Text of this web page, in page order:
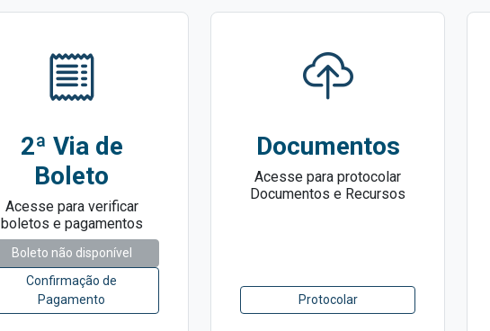
2ª Via de
Boleto
Acesse para verificar
boletos e pagamentos
Boleto não disponível
Confirmação de
Pagamento
Documentos
Acesse para protocolar
Documentos e Recursos
Protocolar